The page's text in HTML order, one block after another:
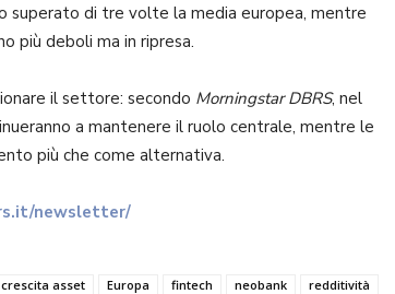
superato di tre volte la media europea, mentre
più deboli ma in ripresa.
il settore: secondo Morningstar DBRS, nel
a mantenere il ruolo centrale, mentre le
più che come alternativa.
newsletter/
crescita asset Europa fintech neobank
redditività